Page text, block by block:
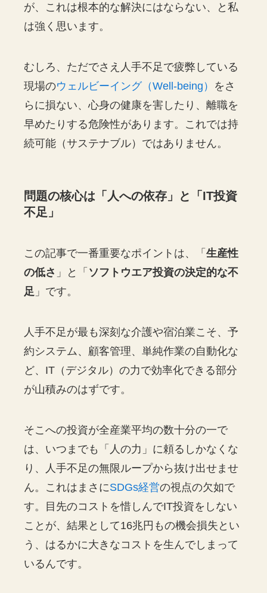
が、これは根本的な解決にはならない、と私
は強く思います。
むしろ、ただでさえ人手不足で疲弊している
現場のウェルビーイング（Well-being） をさ
らに損ない、心身の健康を害したり、離職を
早めたりする危険性があります。これでは持
続可能（サステナブル）ではありません。
問題の核心は「人への依存」と「IT投資
不足」
この記事で一番重要なポイントは、「生産性
の低さ 」と「 ソフトウエア投資の決定的な不
足 」です。
人手不足が最も深刻な介護や宿泊業こそ、予
約システム、顧客管理、単純作業の自動化な
ど、IT（デジタル）の力で効率化できる部分
が山積みのはずです。
そこへの投資が全産業平均の数十分の一で
は、いつまでも「人の力」に頼るしかなくな
り、人手不足の無限ループから抜け出せませ
ん。これはまさにSDGs経営の視点の欠如で
す。目先のコストを惜しんでIT投資をしない
ことが、結果として16兆円もの機会損失とい
う、はるかに大きなコストを生んでしまって
いるんです。